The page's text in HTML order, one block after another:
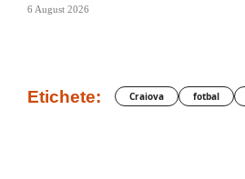
6 August 2026
Etichete: Craiova fotbal